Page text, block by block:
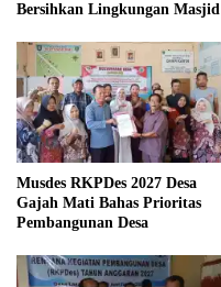
Bersihkan Lingkungan Masjid
Musdes RKPDes 2027 Desa
Gajah Mati Bahas Prioritas
Pembangunan Desa